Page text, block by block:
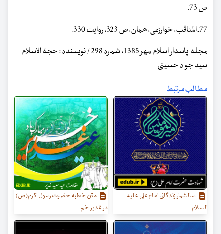
ص 73.
77ـ المناقب، خوارزمی، همان، ص 323، روایت 330.
مجله پاسدار اسلام مهر 1385، شماره 298 / نویسنده : حجة الاسلام
سید جواد حسینی
مطالب مرتبط
سالشمار زندگانی امام علی علیه
السلام
متن خطبه حضرت رسول اکرم(ص)
در غدیر خم